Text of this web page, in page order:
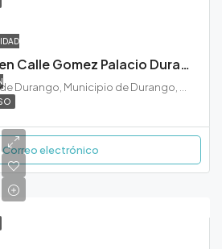
Oficina en Renta en Calle Gomez Palacio Durango
Correo electrónico